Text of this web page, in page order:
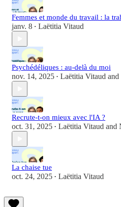
Femmes et monde du travail : la
janv. 8 • Laëtitia Vitaud
Psychédéliques : au-delà du moi
nov. 14, 2025 • Laëtitia Vitaud and
Recrute-t-on mieux avec l'IA ?
oct. 31, 2025 • Laëtitia Vitaud and
La chaise tue
oct. 24, 2025 • Laëtitia Vitaud